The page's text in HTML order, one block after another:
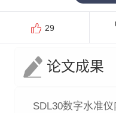
29
论文成果
SDL30数字水准